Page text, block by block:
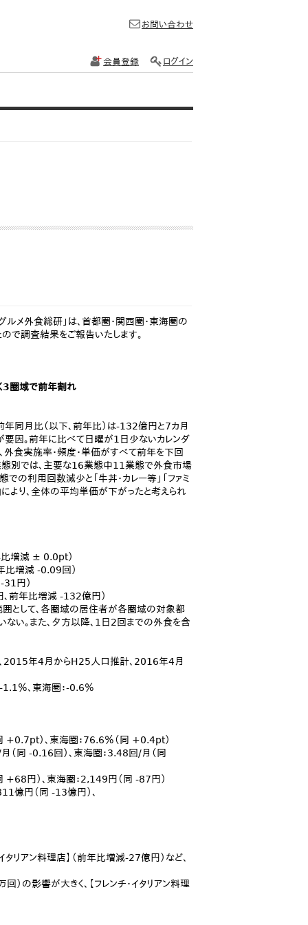
お問い合わせ
会員登録 ログイン
ルメ外食総研」は、首都圏・関西圏・東海圏の
で調査結果をご報告いたします。
3圏域で前年割れ
月比（以下、前年比）は‐132億円と7カ月
因。前年に比べて日曜が1日少ないカレンダ
食実施率・頻度・単価がすべて前年を下回
別では、主要な16業態中11業態で外食市場
の利用回数減少と「牛丼・カレー等」「ファミ
より、全体の平均単価が下がったと考えられ
増減 ± 0.0pt）
増減 -0.09回）
円）
前年比増減 -132億円）
として、各圏域の居住者が各圏域の対象都
い。また、夕方以降、1日2回までの外食を含
2015年4月からH25人口推計、2016年4月
1.1％、東海圏：-0.6％
+0.7pt）、東海圏：76.6％（同 +0.4pt）
同 -0.16回）、東海圏：3.48回/月（同
円）、東海圏：2,149円（同 -87円）
億円（同 -13億円）、
リアン料理店】（前年比増減-27億円）など、
の影響が大きく、【フレンチ・イタリアン料理